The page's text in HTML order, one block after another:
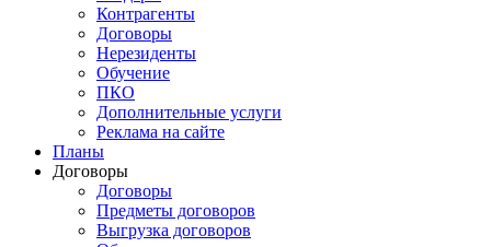
Контрагенты
Договоры
Нерезиденты
Обучение
ПКО
Дополнительные услуги
Реклама на сайте
Планы
Договоры
Договоры
Предметы договоров
Выгрузка договоров